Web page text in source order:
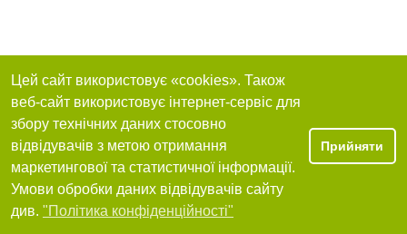
Цей сайт використовує «cookies». Також
веб-сайт використовує інтернет-сервіс для
збору технічних даних стосовно
відвідувачів з метою отримання
маркетингової та статистичної інформації.
Умови обробки даних відвідувачів сайту
див. "Політика конфіденційності"
Прийняти